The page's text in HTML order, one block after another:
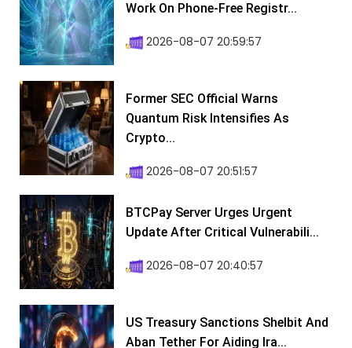
Work On Phone-Free Registr...
2026-08-07 20:59:57
Former SEC Official Warns
Quantum Risk Intensifies As
Crypto...
2026-08-07 20:51:57
BTCPay Server Urges Urgent
Update After Critical Vulnerabili...
2026-08-07 20:40:57
US Treasury Sanctions Shelbit And
Aban Tether For Aiding Ira...